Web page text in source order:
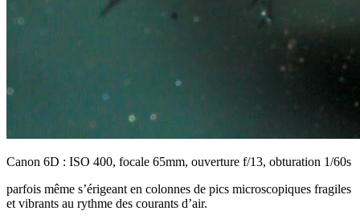
Canon 6D : ISO 400, focale 65mm, ouverture f/13, obturation 1/60s
parfois même s’érigeant en colonnes de pics microscopiques fragiles
et vibrants au rythme des courants d’air.